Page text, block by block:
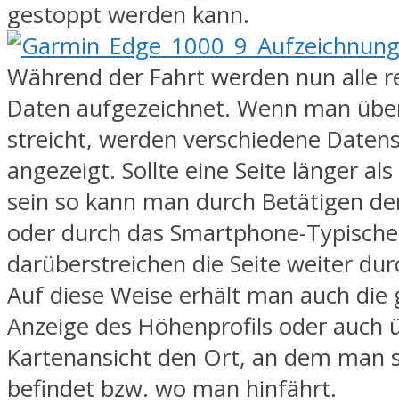
gestoppt werden kann.
Während der Fahrt werden nun alle
Daten aufgezeichnet. Wenn man
streicht, werden verschiedene
angezeigt. Sollte eine Seite länger
sein so kann man durch Betätigen
oder durch das Smartphone-Typische
darüberstreichen die Seite weiter
Auf diese Weise erhält man auch die
Anzeige des Höhenprofils oder auch
Kartenansicht den Ort, an dem man
befindet bzw. wo man hinfährt.